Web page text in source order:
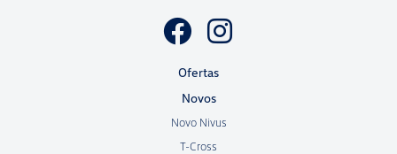
Ofertas
Novos
Novo Nivus
T-Cross